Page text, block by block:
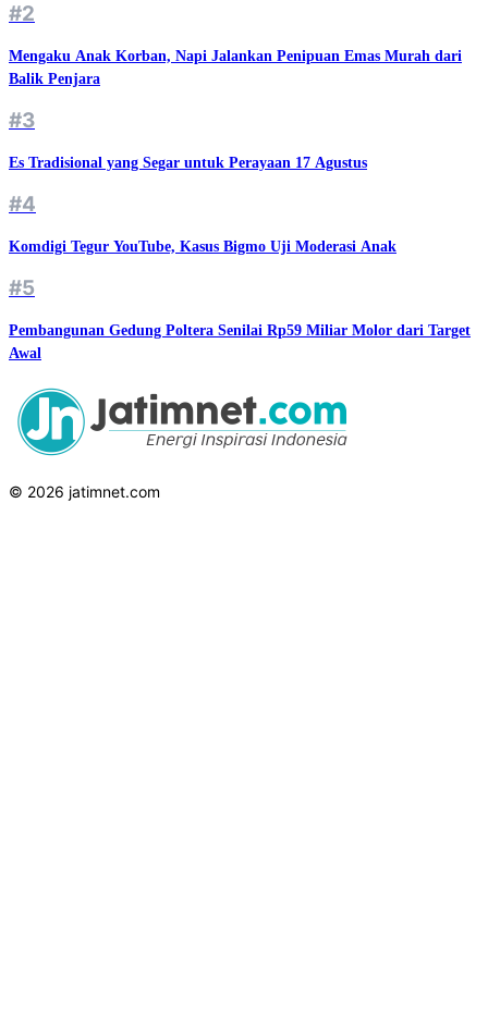
#2
Mengaku Anak Korban, Napi Jalankan Penipuan Emas Murah dari
Balik Penjara
#3
Es Tradisional yang Segar untuk Perayaan 17 Agustus
#4
Komdigi Tegur YouTube, Kasus Bigmo Uji Moderasi Anak
#5
Pembangunan Gedung Poltera Senilai Rp59 Miliar Molor dari Target
Awal
© 2026 jatimnet.com